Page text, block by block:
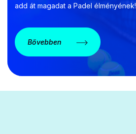
add át magadat a Padel élményének!
Bővebben